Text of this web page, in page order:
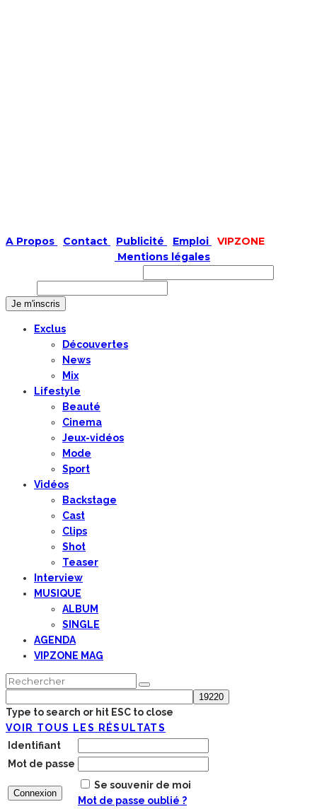
A Propos Contact Publicité Emploi
VIPZONE
Mentions légales
Exclus
Découvertes
News
Mix
Lifestyle
Beauté
Cinema
Jeux-vidéos
Mode
Sport
Vidéos
Backstage
Cast
Clips
Shot
Teaser
Interview
MUSIQUE
ALBUM
SINGLE
AGENDA
VIPZONE MAG
Type to search or hit ESC to close
VOIR TOUS LES RÉSULTATS
Identifiant
Mot de passe
Se souvenir de moi
Mot de passe oublié ?